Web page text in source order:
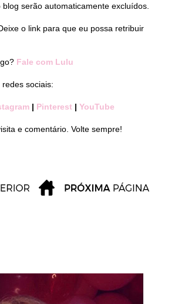
serão automaticamente excluídos.
o link para que eu possa retribuir
Fale com Lulu
sociais:
| Pinterest | YouTube
e comentário. Volte sempre!